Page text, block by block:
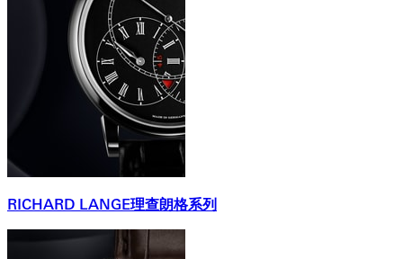
RICHARD LANGE理查朗格系列